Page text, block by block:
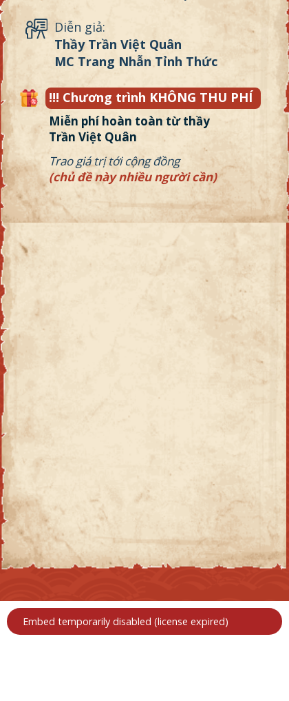
Diễn giả:
Thầy Trần Việt Quân
MC Trang Nhẫn Tỉnh Thức
!!! Chương trình KHÔNG THU PHÍ
Miễn phí hoàn toàn từ thầy
Trần Việt Quân
Trao giá trị tới cộng đồng
(chủ đề này nhiều người cần)